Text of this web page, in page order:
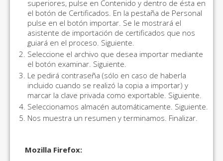
superiores, pulse en Contenido y dentro de ésta en
el botón de Certificados. En la pestaña de Personal
pulse en el botón importar. Se le mostrará el
asistente de importación de certificados que nos
guiará en el proceso. Siguiente.
Seleccione el archivo que desea importar mediante
el botón examinar. Siguiente.
Le pedirá contraseña (sólo en caso de haberla
incluido cuando se realizó la copia a importar) y
marcar la clave privada como exportable. Siguiente.
Seleccionamos almacén automáticamente. Siguiente.
Nos muestra un resumen y terminamos. Finalizar.
Mozilla Firefox: